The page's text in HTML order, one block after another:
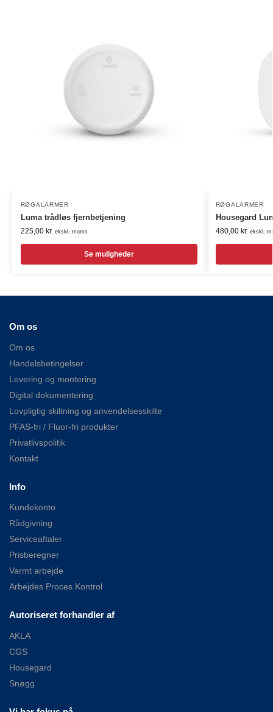
RØGALARMER
Luma trådløs fjernbetjening
225,00 kr. ekskl. moms
Se muligheder
RØGALARMER
Housegard
480,00 kr. ekskl.
Om os
Om os
Handelsbetingelser
Levering og montering
Digital dokumentering
Lovpligtig skiltning og anvendelsesskilte
PFAS-fri / Fluor-fri produkter
Privatlivspolitik
Kontakt
Info
Kundekonto
Rådgivning
Serviceaftaler
Prisberegner
Varmt arbejde
Arbejdes Proces Kontrol
Autoriseret forhandler af
AKLA
CGS
Housegard
Snøgg